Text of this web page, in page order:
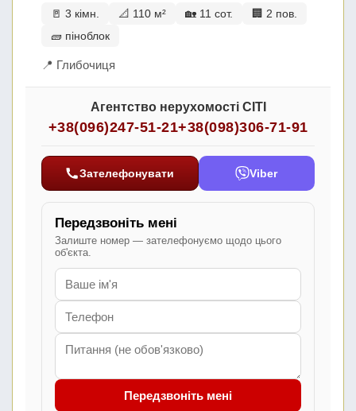
🚪 3 кімн. 📐 110 м² 🏡 11 сот.
🏢 2 пов.
🧱 піноблок
📍 Глибочиця
Агентство нерухомості СІТІ
+38(096)247-51-21+38(098)306-71-91
Зателефонувати Viber
Передзвоніть мені
Залиште номер — зателефонуємо щодо цього
об'єкта.
Передзвоніть мені